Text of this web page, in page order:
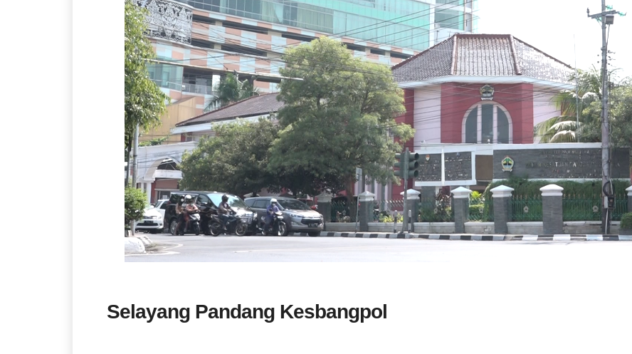
Selayang Pandang Kesbangpol